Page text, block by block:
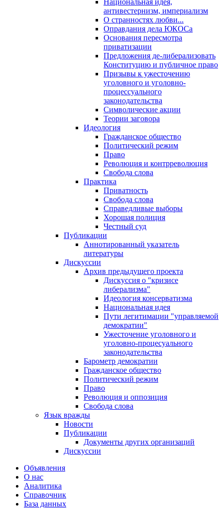
Национальная идея,
антивестернизм, империализм
О странностях любви...
Оправдания дела ЮКОСа
Основания пересмотра
приватизации
Предложения де-либерализовать
Конституцию и публичное право
Призывы к ужесточению
уголовного и уголовно-
процессуального
законодательства
Символические акции
Теории заговора
Идеология
Гражданское общество
Политический режим
Право
Революция и контрреволюция
Свобода слова
Практика
Приватность
Свобода слова
Справедливые выборы
Хорошая полиция
Честный суд
Публикации
Аннотированный указатель
литературы
Дискуссии
Архив предыдущего проекта
Дискуссия о "кризисе
либерализма"
Идеология консерватизма
Национальная идея
Пути легитимации "управляемой
демократии"
Ужесточение уголовного и
уголовно-процесуального
законодательства
Барометр демократии
Гражданское общество
Политический режим
Право
Революция и оппозиция
Свобода слова
Язык вражды
Новости
Публикации
Документы других организаций
Дискуссии
Объявления
О нас
Аналитика
Справочник
База данных